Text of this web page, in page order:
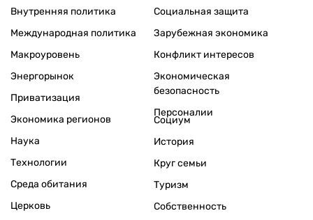
Внутренняя политика
Международная политика
Макроуровень
Энергорынок
Приватизация
Экономика регионов
Социальная защита
Зарубежная экономика
Конфликт интересов
Экономическая
безопасность
Персоналии
Наука
Технологии
Среда обитания
Церковь
Социум
История
Круг семьи
Туризм
Собственность